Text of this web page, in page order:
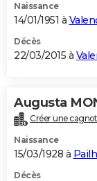
Naissance
14/01/1951 à
Décès
22/03/2015 à
Augusta
Créer une
Naissance
15/03/1928 à
Décès